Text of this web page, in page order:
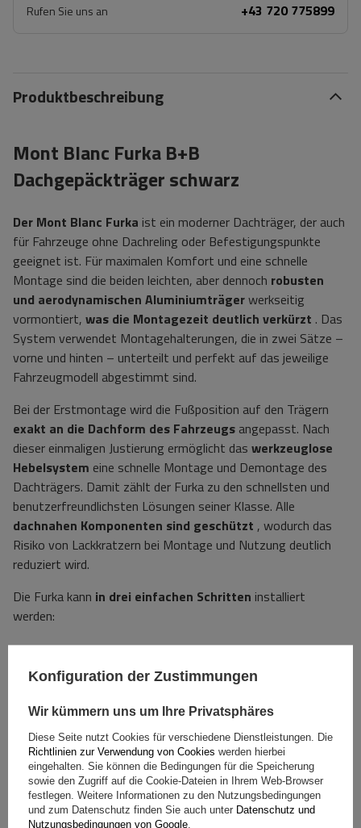
Rufen Sie uns an +43 720 775899
Produktbeschreibung
Mont Blanc Furka B+B
Dachgepäckträger schwarz
Der Mont Blanc Furka ist ein moderner Dachträger, der auch
für Fahrzeuge ohne Dachreling oder Befestigungspunkte
geeignet ist. Für maximalen Komfort und eine schnelle
Montage sind die beiden leichten, aber dennoch robusten
und aerodynamischen Aluminiumträgerwerkseitig
vormontiert, was die Montagezeit deutlich verkürzt . Das
System verwendet Montagehalterungen, die in zwei Sätze –
vorne und hinten – unterteilt und perfekt auf das jeweilige
Fahrzeugmodell abgestimmt sind.
Bei der Erstmontage wird die Fußposition auf den Trägern
exakt an die Dachform des Fahrzeugs angepasst. Nach
dieser einmaligen Justierung ermöglicht das werkzeuglose
Hebelsystem eine schnelle Montage und Demontage des
Dachträgers. Damit zählt der Furka zu den schnellsten und
benutzerfreundlichsten Lösungen seiner Klasse. Alle
dachnahen Komponenten sind geschützt , wodurch das
Risiko von Lackkratzern bei Montage und Nutzung deutlich
reduziert wird.
Die Furka kann in drei einfachen Schritten installiert
werden:
(achten Sie dabei auf die entsprechenden Abstände).
Hebel nach oben bewegen.
Montieren Siedie Befestigungsfüße und sichern Sie
diese durch Drehen des Schlüssels.
Das aerodynamische Profilder Dachträgerreduziert
Luftwiderstandund Fahrgeräuscheund sorgt so für hohen
Konfiguration der Zustimmungen
Wir kümmern uns um Ihre Privatsphäres
Diese Seite nutzt Cookies für verschiedene Dienstleistungen. Die
Richtlinien zur Verwendung von Cookies werden hierbei
eingehalten. Sie können die Bedingungen für die Speicherung
sowie den Zugriff auf die Cookie-Dateien in Ihrem Web-Browser
festlegen. Weitere Informationen zu den Nutzungsbedingungen
und zum Datenschutz finden Sie auch unter Datenschutz und
Nutzungsbedingungen von Google